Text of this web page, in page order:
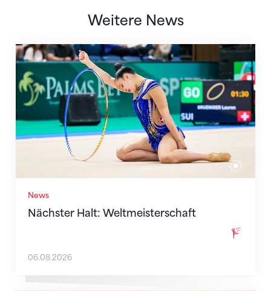
Weitere News
News
Nächster Halt: Weltmeisterschaft
Nächster Halt: Weltmeisterschaft
06.08.2026